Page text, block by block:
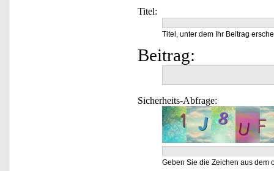
Titel:
Titel, unter dem Ihr Beitrag
Beitrag:
Sicherheits-Abfrage:
Geben Sie die Zeichen aus dem